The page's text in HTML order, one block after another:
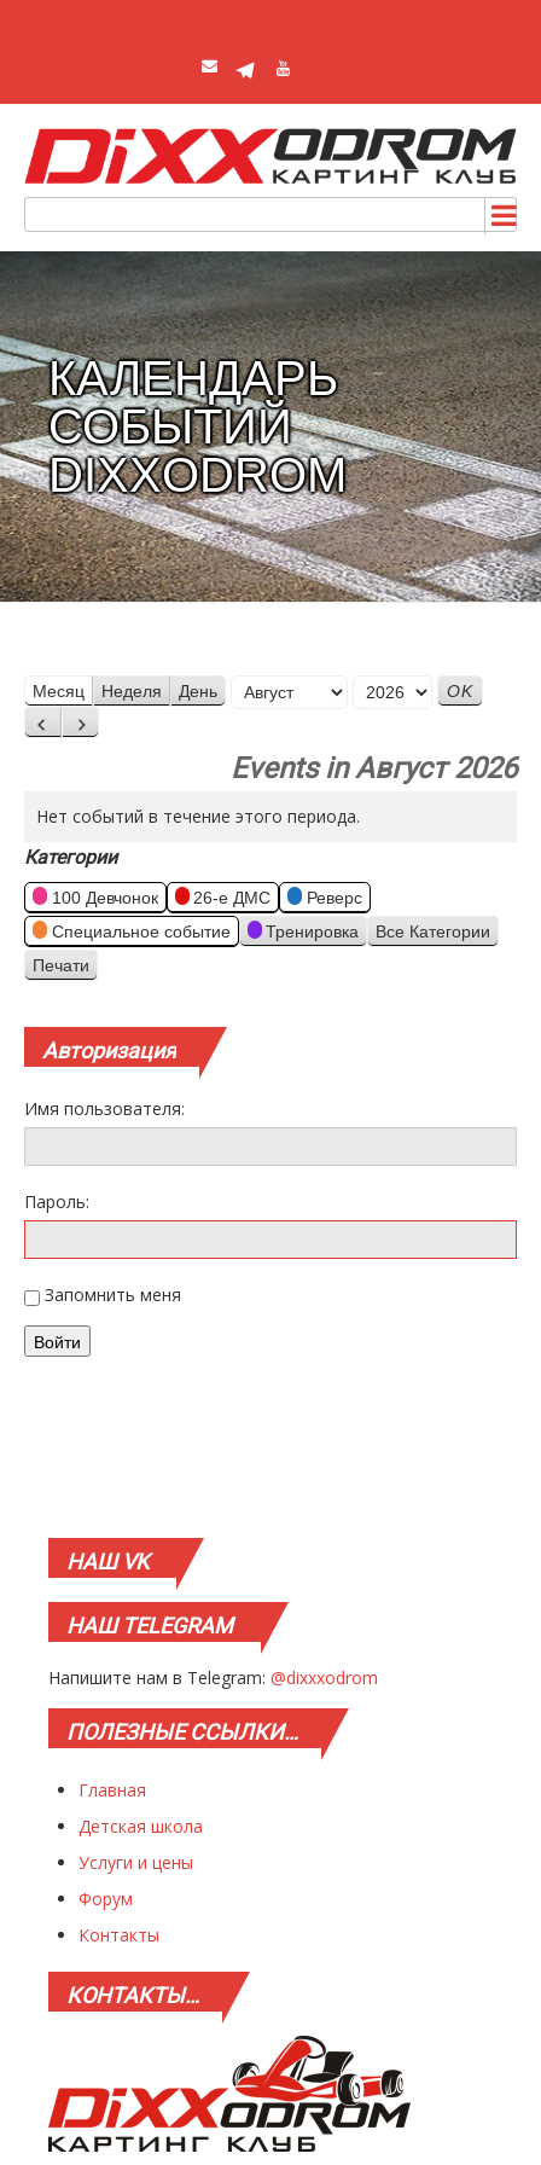
КАЛЕНДАРЬ
СОБЫТИЙ
DIXXODROM
Месяц Неделя День
Месяц
Назад
Вперед
Events in Август 2026
Нет событий в течение этого периода.
Категории
100 Девчонок 26-е ДМС
Реверс
Специальное событие
Тренировка Все Категории
Просмотр
Печати
Авторизация
Имя пользователя:
Пароль:
Запомнить меня
Войти
НАШVK
НАШTELEGRAM
Напишите нам в Telegram: @dixxxodrom
ПОЛЕЗНЫЕССЫЛКИ…
Главная
Детская школа
Услуги и цены
Форум
Контакты
КОНТАКТЫ…